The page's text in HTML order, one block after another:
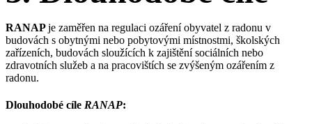
RANAPje zaměřen na regulaci ozáření obyvatel z radonu v
budovách s obytnými nebo pobytovými místnostmi, školských
zařízeních, budovách sloužících k zajištění sociálních nebo
zdravotních služeb a na pracovištích se zvýšeným ozářením z
radonu.
Dlouhodobé cíle RANAP: